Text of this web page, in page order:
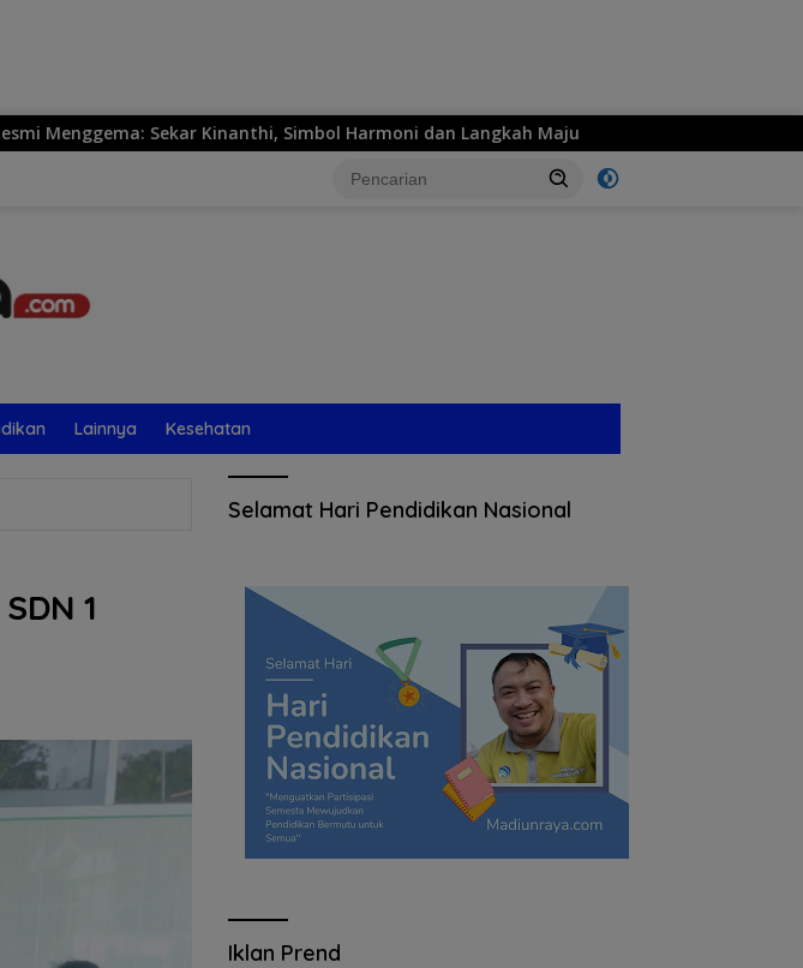
Kinanthi, Simbol Harmoni dan Langkah Maju MPM Honda Jatim Siap Hadirkan
Lainnya Kesehatan
1
Selamat Hari Pendidikan Nasional
Iklan Prend